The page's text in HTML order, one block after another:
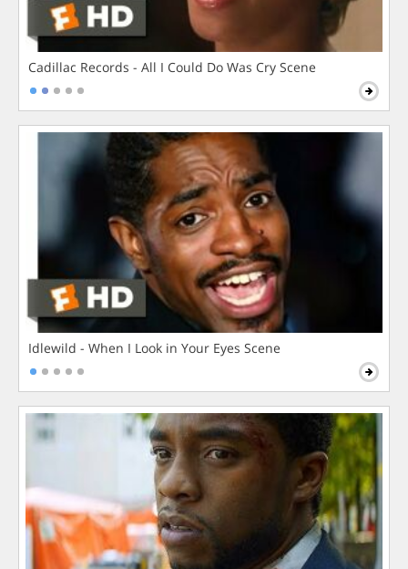
Cadillac Records - All I Could Do Was Cry Scene
Idlewild - When I Look in Your Eyes Scene